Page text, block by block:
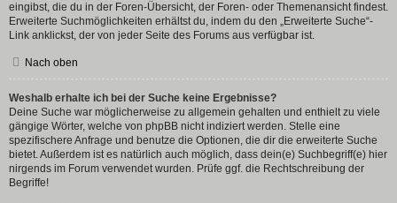
eingibst, die du in der Foren-Übersicht, der Foren- oder Themenansicht findest.
Erweiterte Suchmöglichkeiten erhältst du, indem du den „Erweiterte Suche“-
Link anklickst, der von jeder Seite des Forums aus verfügbar ist.
Nach oben
Weshalb erhalte ich bei der Suche keine Ergebnisse?
Deine Suche war möglicherweise zu allgemein gehalten und enthielt zu viele
gängige Wörter, welche von phpBB nicht indiziert werden. Stelle eine
spezifischere Anfrage und benutze die Optionen, die dir die erweiterte Suche
bietet. Außerdem ist es natürlich auch möglich, dass dein(e) Suchbegriff(e) hier
nirgends im Forum verwendet wurden. Prüfe ggf. die Rechtschreibung der
Begriffe!